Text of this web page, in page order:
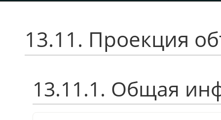
13.11. Проекция
13.11.1. Общая